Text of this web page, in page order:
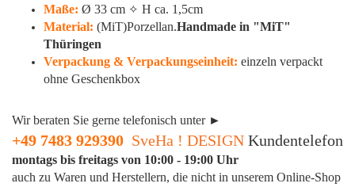
Maße: Ø 33 cm ✧ H ca. 1,5cm
Material: (MiT)Porzellan.Handmade in "MiT"
Thüringen
Verpackung & Verpackungseinheit: einzeln verpackt
ohne Geschenkbox
Wir beraten Sie gerne telefonisch unter ►
+49 7483 929390 SveHa ! DESIGN Kundentelefon
montags bis freitags von 10:00 - 19:00 Uhr
auch zu Waren und Herstellern, die nicht in unserem Online-Shop